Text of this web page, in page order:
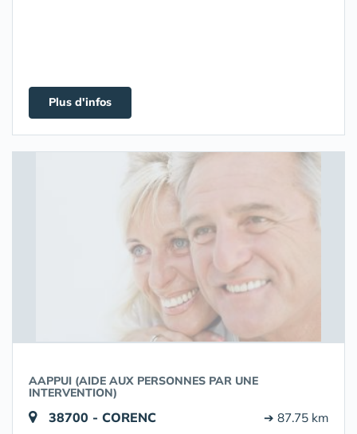
Plus d'infos
AAPPUI (AIDE AUX PERSONNES PAR UNE
INTERVENTION)
38700 - CORENC ➔ 87.75 km